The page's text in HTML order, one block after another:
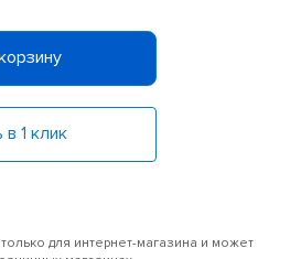
в 1 клик
для интернет-магазина и может